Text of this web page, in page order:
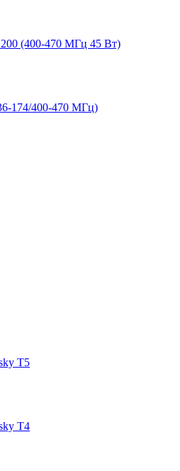
(400-470 МГц 45 Вт)
174/400-470 МГц)
T5
T4